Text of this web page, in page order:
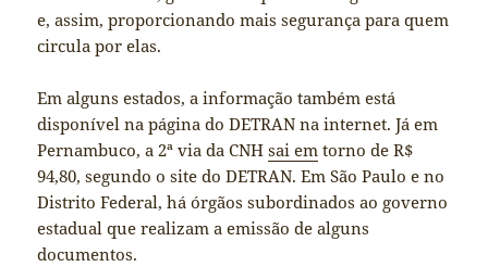
e, assim, proporcionando mais segurança para quem
circula por elas.
Em alguns estados, a informação também está
disponível na página do DETRAN na internet. Já em
Pernambuco, a 2ª via da CNHsai em torno de R$
94,80, segundo o site do DETRAN. Em São Paulo e no
Distrito Federal, há órgãos subordinados ao governo
estadual que realizam a emissão de alguns
documentos.